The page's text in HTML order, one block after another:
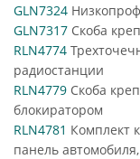
GLN7324
GLN7317 Скоба
RLN4774
радиостанции
RLN4779 Скоба
блокиратором
RLN4781 Комплект
панель